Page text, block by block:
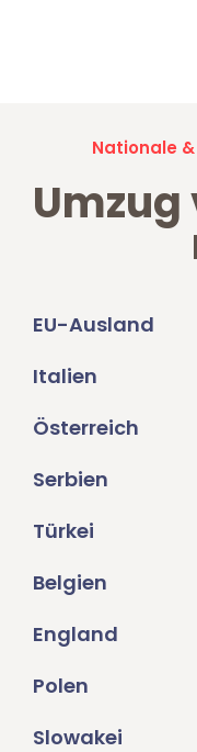
Nationale
Umzug
EU-Ausland
Italien
Österreich
Serbien
Türkei
Belgien
England
Polen
Slowakei